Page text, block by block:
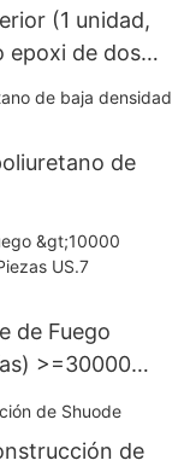
(1 unidad,
epoxi de dos
de
de Fuego
>=30000
de